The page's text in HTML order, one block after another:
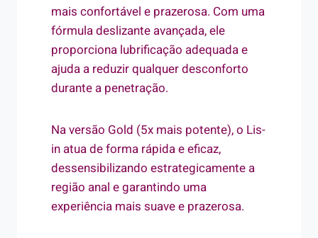
mais confortável e prazerosa. Com uma
fórmula deslizante avançada, ele
proporciona lubrificação adequada e
ajuda a reduzir qualquer desconforto
durante a penetração.
Na versão Gold (5x mais potente), o Lis-
in atua de forma rápida e eficaz,
dessensibilizando estrategicamente a
região anal e garantindo uma
experiência mais suave e prazerosa.